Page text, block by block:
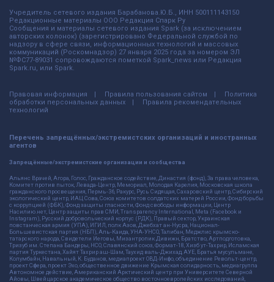
Учредитель сетевого издания Барабанова.Ю.Б., ИНН 500111143150
Редакционные материалы ООО Редакция Спарк Ру
Сообщения и материалы сетевого издания Spark (за исключением
авторских колонок) (зарегистрировано Федеральной службой по
надзору в сфере связи, информационных технологий и массовых
коммуникаций (Роскомнадзор) 27 января 2025 года за номером ЭЛ
№ФС77-89031 сопровождаются пометкой Spark_news или Редакция
Spark.ru, или Spark.
Правовая информация Правила пользования сайтом
Политика
обработки персональных данных
Правила рекомендательных
технологий
Перечень запрещённых/экстремистских организаций и иностранных
агентов
Запрещённые/экстремистские организации и сообщества
Альянс Врачей, Агора, Голос, Гражданское содействие, Династия (фонд), За права человека,
Комитет против пыток, Левада-Центр, Мемориал, Молодая Карелия, Московская школа
гражданского просвещения, Пермь-36, Ракурс, Русь Сидящая, Сахаровский центр, Сибирский
экологический центр, ИАЦ Сова, Союз комитетов солдатских матерей России, Фонд борьбы
с коррупцией (ФБК), Фонд защиты гласности, Фонд свободы информации, Центр
Насилию.нет, Центр защиты прав СМИ, Transparency International, Meta (Facebook и
Instagram), Русский добровольческий корпус (РДК), Правый сектор, Украинская
повстанческая армия (УПА), ИГИЛ, полк Азов, Джебхат ан-Нусра, Национал-
Большевистская партия (НБП), Аль-Каида, УНА-УНСО, Талибан, Меджлис крымско-
татарского народа, Свидетели Иеговы, Мизантропик Дивижн, Братство, Артподготовка,
Тризуб им. Степана Бандеры, НСО, Славянский союз, Формат-18, Хизб ут-Тахрир, Исламская
партия Туркестана, Хайят Тахрир аш-Шам, Таухид валь-Джихад, АУЕ, Братья мусульмане,
Колумбайн, Навальный, К. Буданов, медиапроект ОВД-Инфо, объединение Револьт-центр,
проект Сфера, проект Эхо, общественное движение Крымская солидарность, медиагруппа
Автономное действие, Американский Арктический центр при Университете Северной
Айовы, Швейцарское академическое общество восточноевропейских исследований,